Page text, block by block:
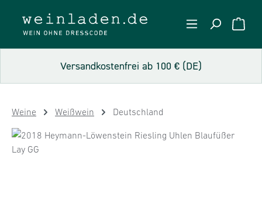
Zum Hauptinhalt springen
Versandkostenfrei ab 100 € (DE)
Weine Weißwein Deutschland
Bildergalerie überspringen